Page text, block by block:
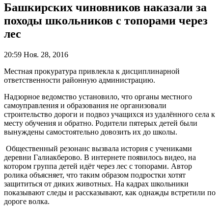
Башкирских чиновников наказали за
походы школьников с топорами через
лес
20:59 Ноя. 28, 2016
Местная прокуратура привлекла к дисциплинарной
ответственности районную администрацию.
Надзорное ведомство установило, что органы местного
самоуправления и образования не организовали
строительство дороги и подвоз учащихся из удалённого села к
месту обучения и обратно. Родители пятерых детей были
вынуждены самостоятельно довозить их до школы.
Общественный резонанс вызвала история с учениками
деревни Галиакберово. В интернете появилось видео, на
котором группа детей идёт через лес с топорами. Автор
ролика объясняет, что таким образом подростки хотят
защититься от диких животных. На кадрах школьники
показывают следы и рассказывают, как однажды встретили по
дороге волка.